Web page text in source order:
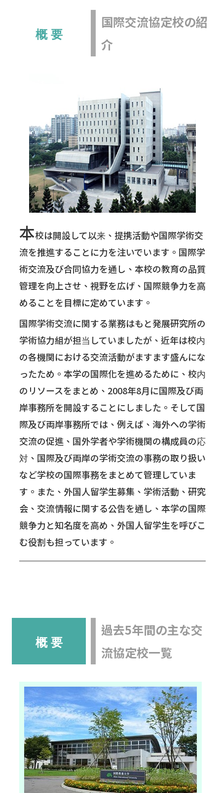
概 要
国際交流協定校の紹
介
本校は開設して以来、提携活動や国際学術交
流を推進することに力を注いでいます。国際学
術交流及び合同協力を通し、本校の教育の品質
管理を向上させ、視野を広げ、国際競争力を高
めることを目標に定めています。
国際学術交流に関する業務はもと発展研究所の
学術協力組が担当していましたが、近年は校内
の各機関における交流活動がますます盛んにな
ったため。本学の国際化を進めるために、校内
のリソースをまとめ、2008年8月に国際及び両
岸事務所を開設することにしました。そして国
際及び両岸事務所では、例えば、海外への学術
交流の促進、国外学者や学術機関の構成員の応
対、国際及び両岸の学術交流の事務の取り扱い
など学校の国際事務をまとめて管理していま
す。また、外国人留学生募集、学術活動、研究
会、交流情報に関する公告を通し、本学の国際
競争力と知名度を高め、外国人留学生を呼びこ
む役割も担っています。
━━━━━━━━━━━━━━━━━━━━━
概 要
過去5年間の主な交
流協定校一覧